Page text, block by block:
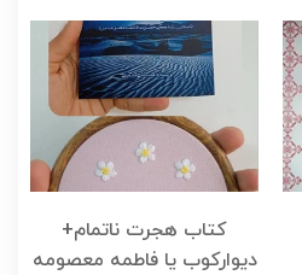
کتاب هجرت ناتمام+
دیوارکوب یا فاطمه معصومه